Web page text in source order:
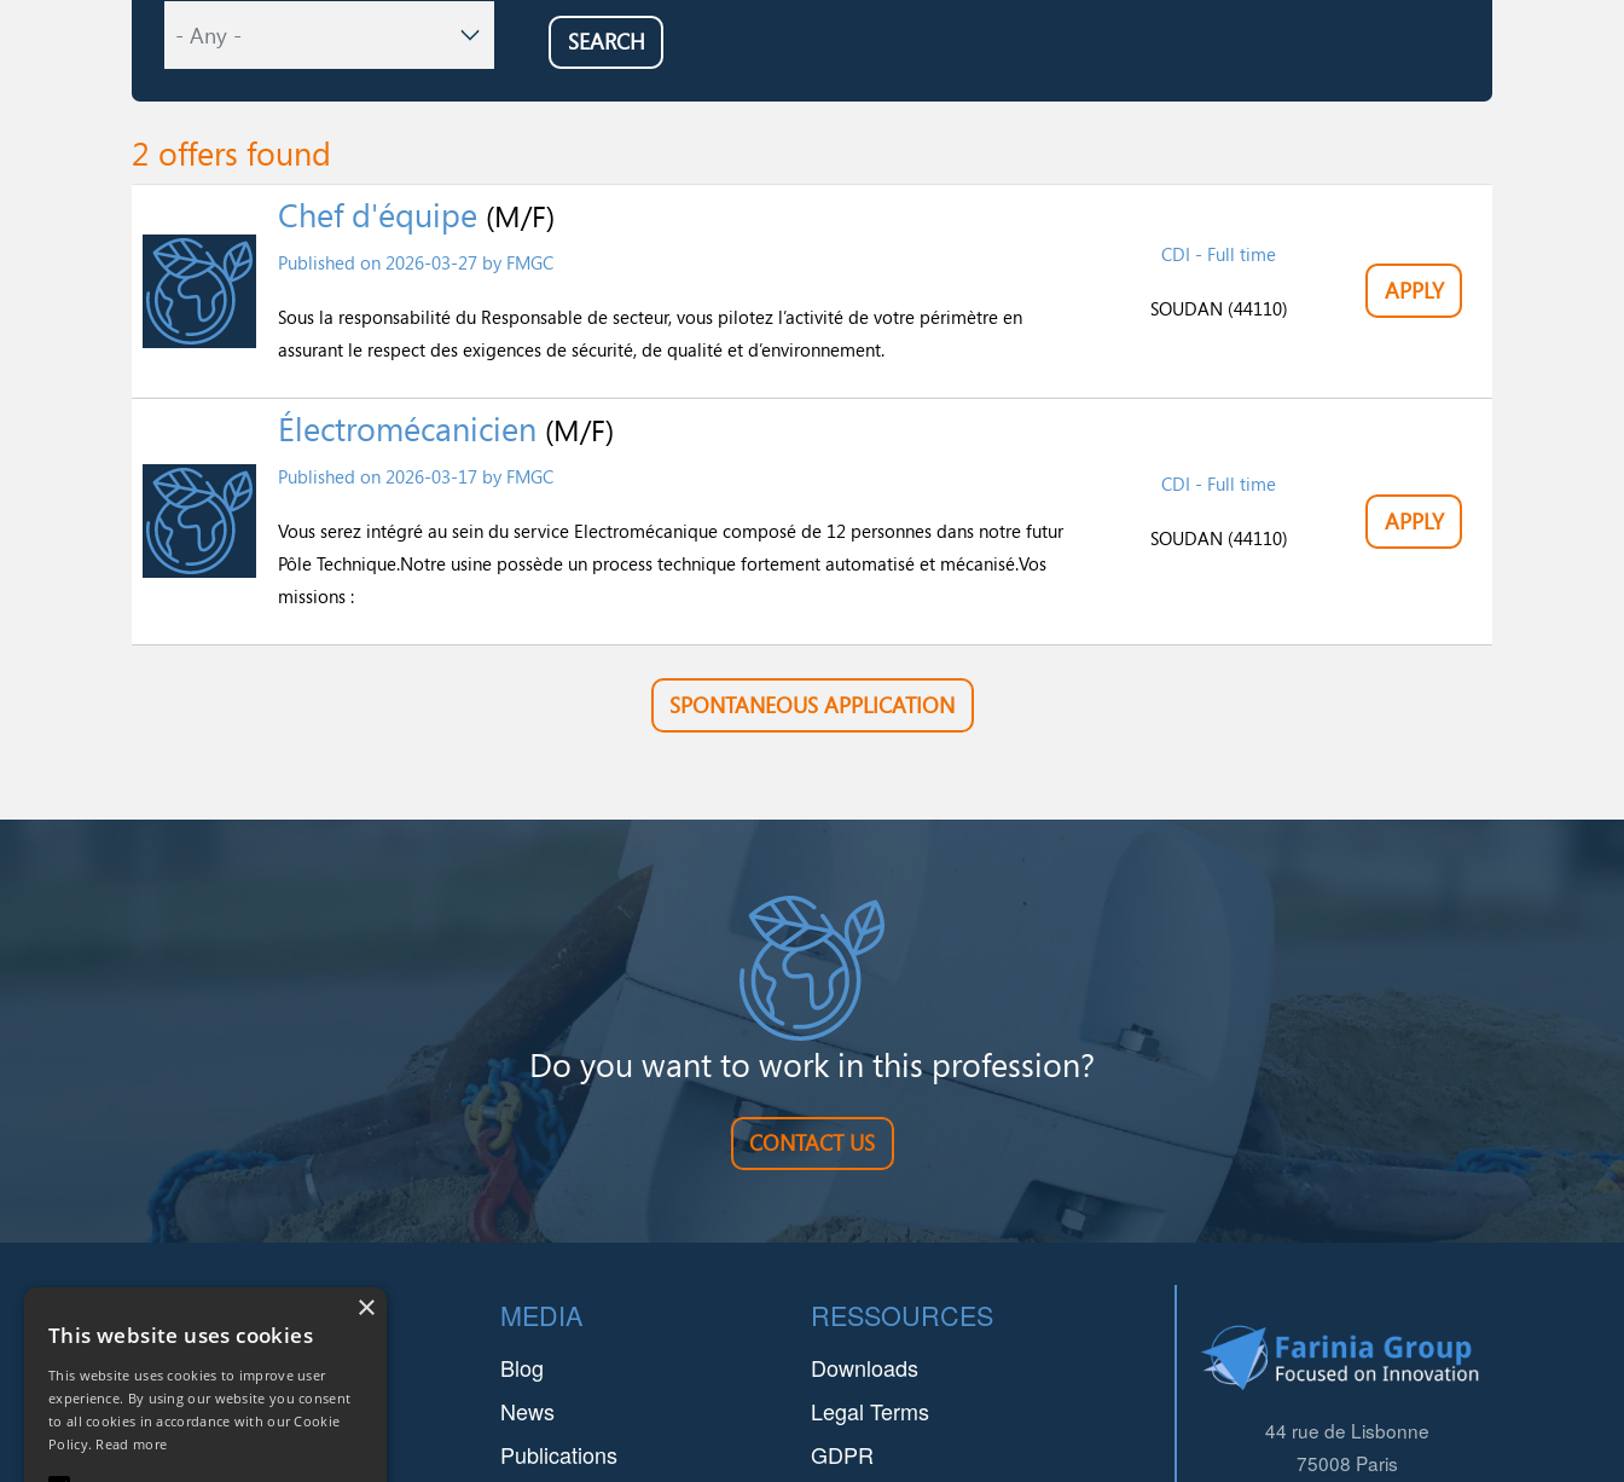
SEARCH
2 offers found
Chef d'équipe (M/F)
Published on 2026-03-27 by FMGC
Sous la responsabilité du Responsable de secteur, vous pilotez l’activité de votre périmètre en
assurant le respect des exigences de sécurité, de qualité et d’environnement.
CDI - Full time
SOUDAN (44110)
APPLY
Électromécanicien (M/F)
Published on 2026-03-17 by FMGC
Vous serez intégré au sein du service Electromécanique composé de 12 personnes dans notre futur
Pôle Technique.Notre usine possède un process technique fortement automatisé et mécanisé.Vos
missions :
CDI - Full time
SOUDAN (44110)
APPLY
SPONTANEOUS APPLICATION
Do you want to work in this profession?
CONTACT US
FARINIA GROUP
SETFORGE
FMGC
MEDIA
Blog
News
Publications
RESSOURCES
Downloads
Legal Terms
GDPR
44 rue de Lisbonne
75008 Paris
This website uses cookies
This website uses cookies to improve user
experience. By using our website you consent
to all cookies in accordance with our Cookie
Policy. Read more
×